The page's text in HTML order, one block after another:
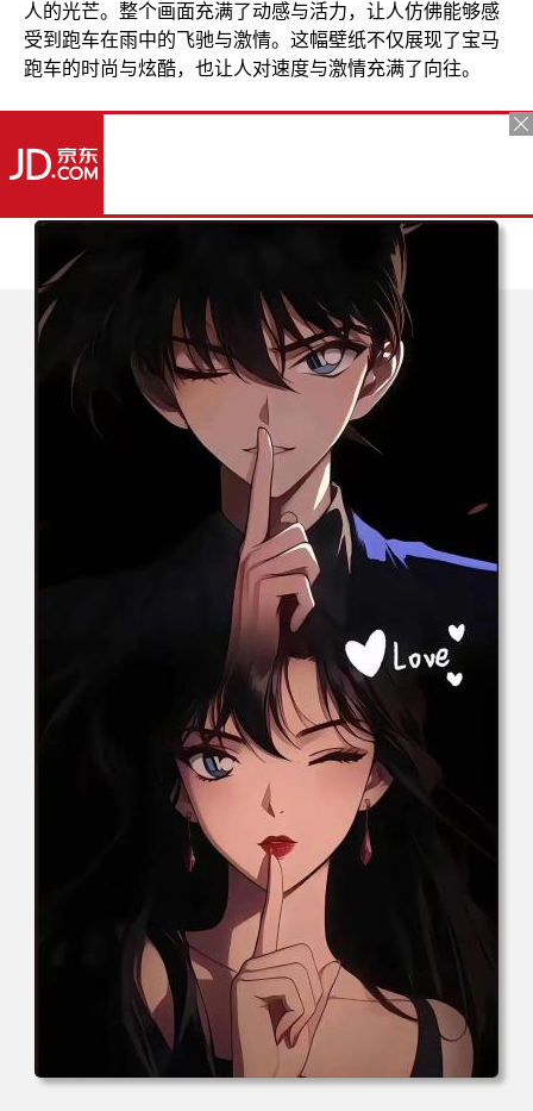
人的光芒。整个画面充满了动感与活力，让人仿佛能够感
受到跑车在雨中的飞驰与激情。这幅壁纸不仅展现了宝马
跑车的时尚与炫酷，也让人对速度与激情充满了向往。
更多推荐